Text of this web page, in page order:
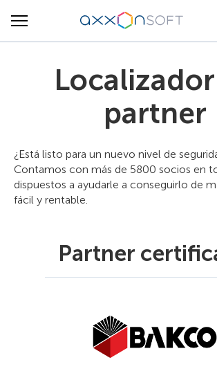
partner
¿Está listo para un nuevo nivel de
Contamos con más de 5800 socios en
dispuestos a ayudarle a conseguirlo de
fácil y rentable.
Partner